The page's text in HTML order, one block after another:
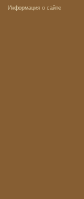
Информация о сайте